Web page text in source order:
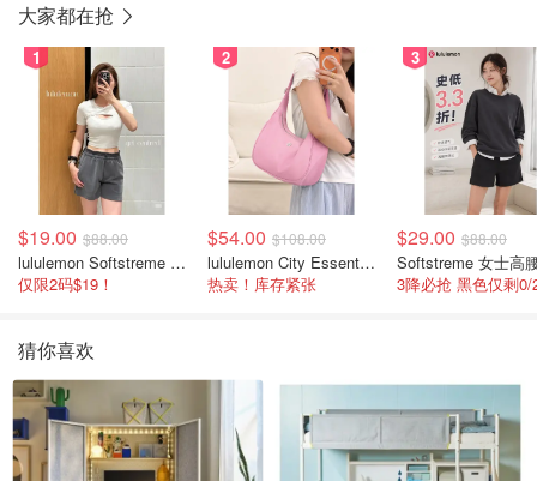
大家都在抢
1
$19.00 $88.00
lululemon Softstreme 女士高腰短裤 10cm
仅限2码$19！
2
$54.00 $108.00
lululemon City Essentials 肩背包 4L
热卖！库存紧张
3
$29.00 $88.00
猜你喜欢